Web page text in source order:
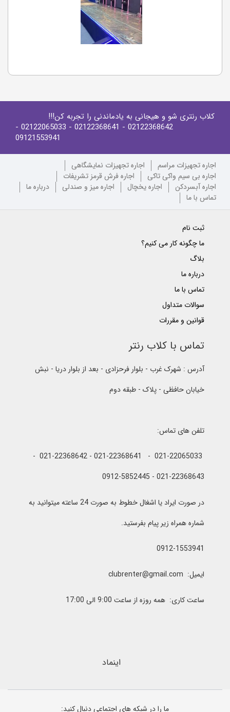
کلاب رنتری شو و هیجانی به یادماندنی را تجربه کن!!!
02122368642
- 02122368641
- 02122065033
-
09121553941
اجاره تجهیزات مراسم
اجاره تجهیزات نمایشگاهی
اجاره بی سیم واکی تاکی
اجاره فرش قرمز تشریفات
اجاره آبسردکن
اجاره یخچال اجاره میز و صندلی
درباره ما
تماس با ما
ثبت نام
ما چگونه کار می کنیم؟
بلاگ
درباره ما
تماس با ما
سوالات متداول
قوانین و مقررات
تماس با کلاب رنتر
آدرس : شهرک غرب - بلوار فرحزادی - بعد از بلوار دریا - نبش
خیابان حافظی - پلاک - طبقه دوم
تلفن های تماس:
021-22065033 - 021-22368641 - 021-22368642 -
021-22368643 - 0912-5852445
در صورت ایراد یا اشغال خطوط به صورت 24 ساعته میتوانید به
شماره همراه زیر پیام بفرستید.
0912-1553941
ایمیل: clubrenter@gmail.com
ساعت کاری: همه روزه از ساعت 9:00 الی 17:00
اینماد
ما را در شبکه های اجتماعی دنبال کنید: